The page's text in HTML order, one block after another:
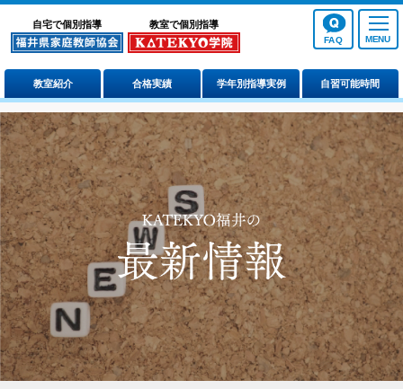
自宅で個別指導 教室で個別指導
学年別指導実例
教室紹介 合格実績 自習可能時間
FAQ